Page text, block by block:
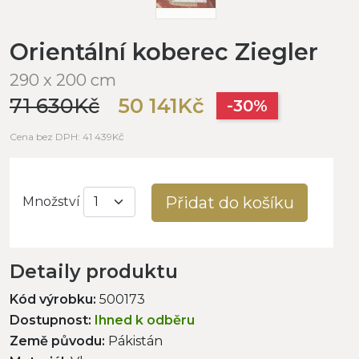
Orientální koberec Ziegler
290 x 200 cm
71 630Kč 50 141Kč -30%
Cena bez DPH: 41 439Kč
Množství Přidat do košíku
Detaily produktu
Kód výrobku: 500173
Dostupnost: Ihned k odběru
Země původu: Pákistán